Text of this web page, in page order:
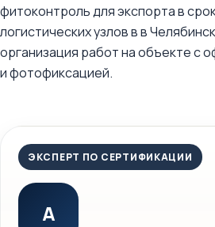
фитоконтроль для экспорта в
логистических узлов в в
организация работ на объекте с
и фотофиксацией.
ЭКСПЕРТ ПО СЕРТИФИКАЦИИ
А